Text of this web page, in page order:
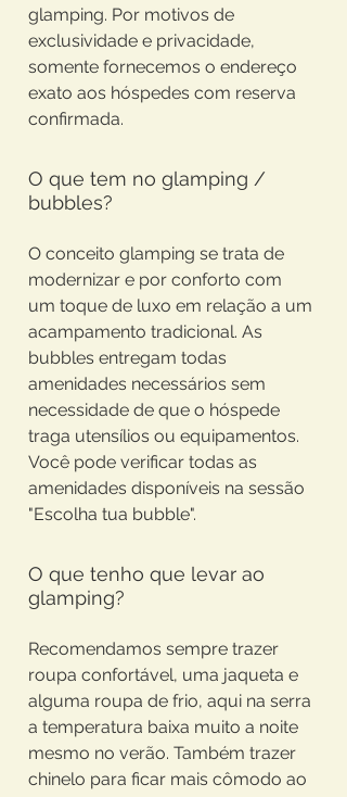
glamping. Por motivos de
exclusividade e privacidade,
somente fornecemos o endereço
exato aos hóspedes com reserva
confirmada.
O que tem no glamping /
bubbles?
O conceito glamping se trata de
modernizar e por conforto com
um toque de luxo em relação a um
acampamento tradicional. As
bubbles entregam todas
amenidades necessários sem
necessidade de que o hóspede
traga utensílios ou equipamentos.
Você pode verificar todas as
amenidades disponíveis na sessão
"Escolha tua bubble".
O que tenho que levar ao
glamping?
Recomendamos sempre trazer
roupa confortável, uma jaqueta e
alguma roupa de frio, aqui na serra
a temperatura baixa muito a noite
mesmo no verão. Também trazer
chinelo para ficar mais cômodo ao